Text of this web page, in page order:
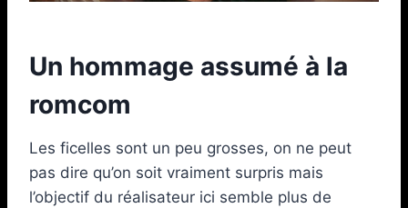
Un hommage assumé à la
romcom
Les ficelles sont un peu grosses, on ne peut
pas dire qu’on soit vraiment surpris mais
l’objectif du réalisateur ici semble plus de